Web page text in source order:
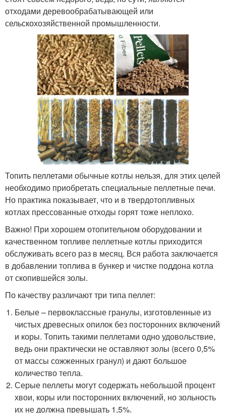
отходами деревообрабатывающей или
сельскохозяйственной промышленности.
Топить пеллетами обычные котлы нельзя, для этих целей
необходимо приобретать специальные пеллетные печи.
Но практика показывает, что и в твердотопливных
котлах прессованные отходы горят тоже неплохо.
Важно! При хорошем отопительном оборудовании и
качественном топливе пеллетные котлы приходится
обслуживать всего раз в месяц. Вся работа заключается
в добавлении топлива в бункер и чистке поддона котла
от скопившейся золы.
По качеству различают три типа пеллет:
Белые – первоклассные гранулы, изготовленные из
чистых древесных опилок без посторонних включений
и коры. Топить такими пеллетами одно удовольствие,
ведь они практически не оставляют золы (всего 0,5%
от массы сожженных гранул) и дают большое
количество тепла.
Серые пеллеты могут содержать небольшой процент
хвои, коры или посторонних включений, но зольность
их не должна превышать 1,5%.